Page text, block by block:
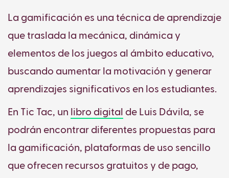
La gamificación es una técnica de aprendizaje
que traslada la mecánica, dinámica y
elementos de los juegos al ámbito educativo,
buscando aumentar la motivación y generar
aprendizajes significativos en los estudiantes.
En Tic Tac, un libro digital de Luis Dávila, se
podrán encontrar diferentes propuestas para
la gamificación, plataformas de uso sencillo
que ofrecen recursos gratuitos y de pago,